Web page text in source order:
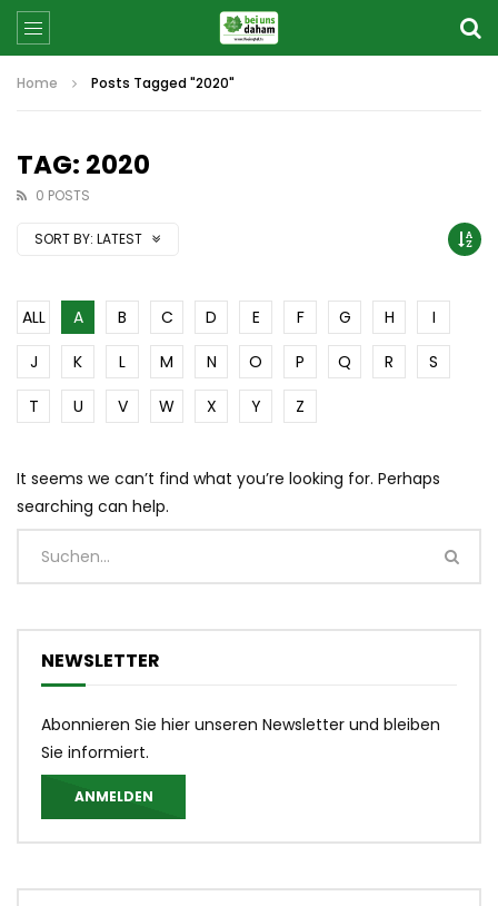
Home Posts Tagged "2020"
TAG: 2020
0 POSTS
SORT BY: LATEST
ALL A B C D E F G H
I
J
K L M N O P Q R
S
T
U V W X Y Z
It seems we can’t find what you’re looking for. Perhaps
searching can help.
NEWSLETTER
Abonnieren Sie hier unseren Newsletter und bleiben
Sie informiert.
ANMELDEN